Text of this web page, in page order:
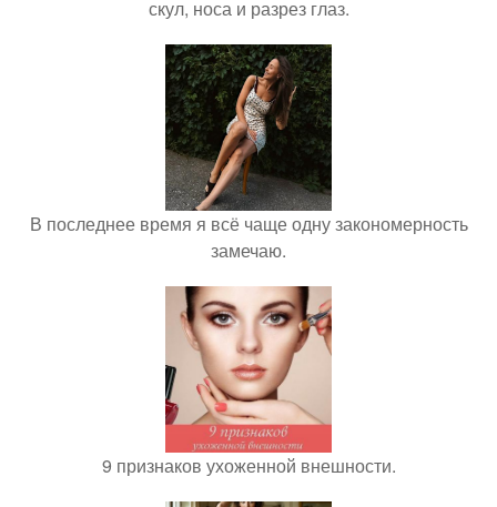
скул, носа и разрез глаз.
В последнее время я всё чаще одну закономерность
замечаю.
9 признаков ухоженной внешности.